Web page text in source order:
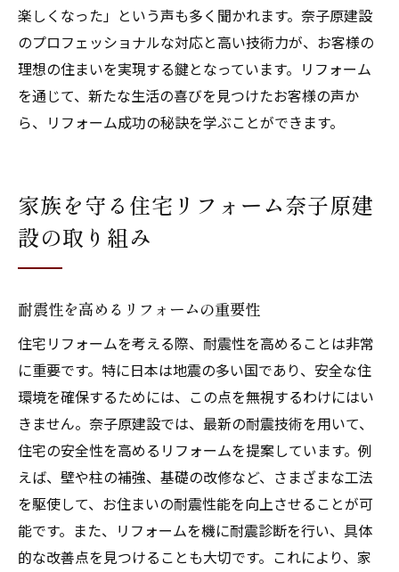
楽しくなった」という声も多く聞かれます。奈子原建設
のプロフェッショナルな対応と高い技術力が、お客様の
理想の住まいを実現する鍵となっています。リフォーム
を通じて、新たな生活の喜びを見つけたお客様の声か
ら、リフォーム成功の秘訣を学ぶことができます。
家族を守る住宅リフォーム奈子原建
設の取り組み
耐震性を高めるリフォームの重要性
住宅リフォームを考える際、耐震性を高めることは非常
に重要です。特に日本は地震の多い国であり、安全な住
環境を確保するためには、この点を無視するわけにはい
きません。奈子原建設では、最新の耐震技術を用いて、
住宅の安全性を高めるリフォームを提案しています。例
えば、壁や柱の補強、基礎の改修など、さまざまな工法
を駆使して、お住まいの耐震性能を向上させることが可
能です。また、リフォームを機に耐震診断を行い、具体
的な改善点を見つけることも大切です。これにより、家